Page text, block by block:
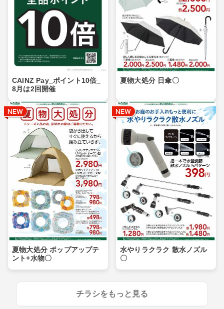
CAINZ Pay_ポイント10倍_
8月は2回開催
夏物大処分 日傘〇
夏物大処分 ポップアップテ
ント+水物〇
水やりラクラク 散水ノズル
〇
チラシをもっと見る